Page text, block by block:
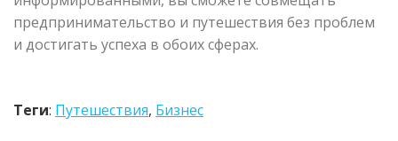
предпринимательство и путешествия без проблем
и достигать успеха в обоих сферах.
Теги: Путешествия, Бизнес